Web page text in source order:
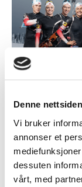
Denne
Vi bruker
annonser et
dessuten
vårt, med